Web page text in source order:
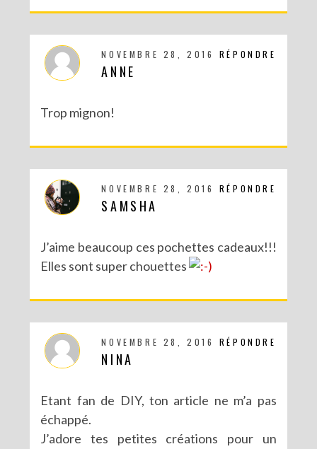
RÉPONDRE
NOVEMBRE 28, 2016
ANNE
Trop mignon!
RÉPONDRE
NOVEMBRE 28, 2016
SAMSHA
J’aime beaucoup ces pochettes cadeaux!!!
Elles sont super chouettes
RÉPONDRE
NOVEMBRE 28, 2016
NINA
Etant fan de DIY, ton article ne m’a pas
échappé.
J’adore tes petites créations pour un